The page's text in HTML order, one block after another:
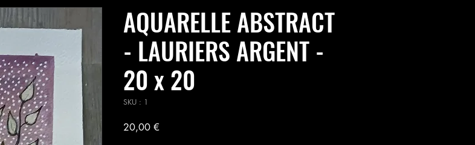
AQUARELLE ABSTRACT
- LAURIERS ARGENT -
20 x 20
SKU : 1
20,00 €